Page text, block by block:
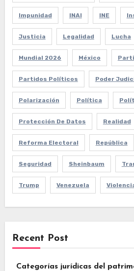
Impunidad INAI INE
Justicia Legalidad Lucha
Mundial 2026 México
Partidos Políticos Poder
Polarización Política
Protección De Datos Realidad
Reforma Electoral República
Seguridad Sheinbaum
Trump Venezuela
Recent Post
Categorías jurídicas del